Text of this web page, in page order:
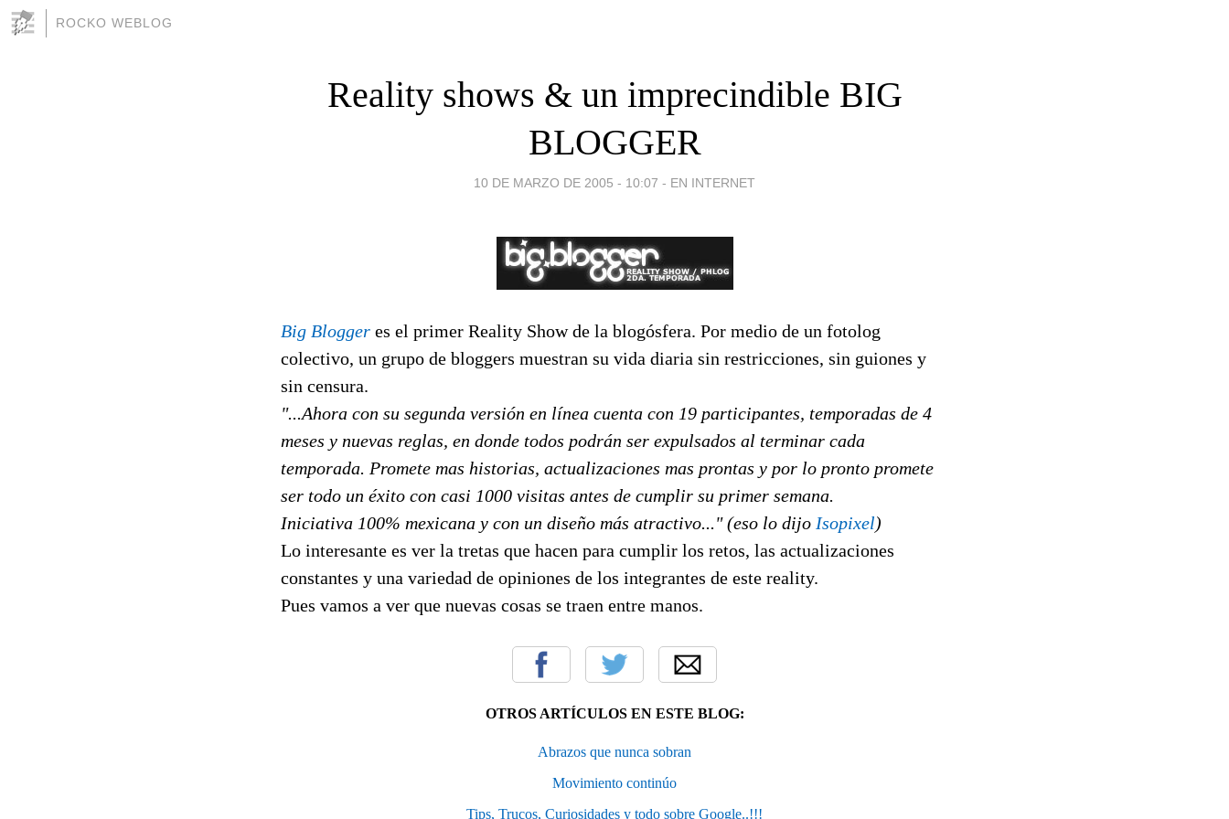
ROCKO WEBLOG
Reality shows & un imprecindible BIG
BLOGGER
10 DE MARZO DE 2005 - 10:07 - EN INTERNET
Big Blogger es el primer Reality Show de la blogósfera. Por medio de un fotolog
colectivo, un grupo de bloggers muestran su vida diaria sin restricciones, sin guiones y
sin censura.
"...Ahora con su segunda versión en línea cuenta con 19 participantes, temporadas de 4
meses y nuevas reglas, en donde todos podrán ser expulsados al terminar cada
temporada. Promete mas historias, actualizaciones mas prontas y por lo pronto promete
ser todo un éxito con casi 1000 visitas antes de cumplir su primer semana.
Iniciativa 100% mexicana y con un diseño más atractivo..." (eso lo dijo Isopixel)
Lo interesante es ver la tretas que hacen para cumplir los retos, las actualizaciones
constantes y una variedad de opiniones de los integrantes de este reality.
Pues vamos a ver que nuevas cosas se traen entre manos.
OTROS ARTÍCULOS EN ESTE BLOG:
Abrazos que nunca sobran
Movimiento continúo
Tips, Trucos, Curiosidades y todo sobre Google..!!!